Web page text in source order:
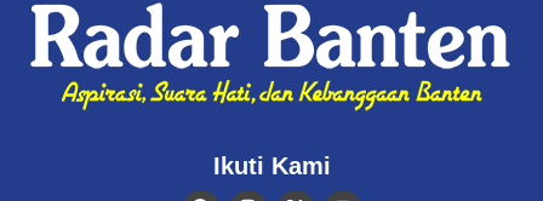
Ikuti Kami